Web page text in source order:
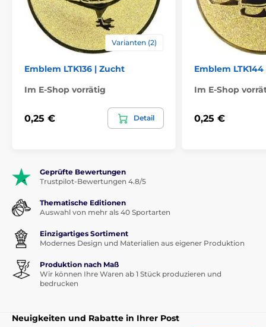
Varianten (2)
Emblem LTK136 | Zucht
Im E-Shop vorrätig
0,25 € Detail
Emblem LTK144
Im E-Shop
0,25 €
Geprüfte Bewertungen
Trustpilot-Bewertungen 4.8/5
Thematische Editionen
Auswahl von mehr als 40 Sportarten
Einzigartiges Sortiment
Modernes Design und Materialien aus eigener Produktion
Produktion nach Maß
Wir können Ihre Waren ab 1 Stück produzieren und
bedrucken
Neuigkeiten und Rabatte in Ihrer Post